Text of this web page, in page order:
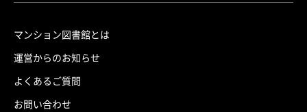
マンション図書館とは
運営からのお知らせ
よくあるご質問
お問い合わせ